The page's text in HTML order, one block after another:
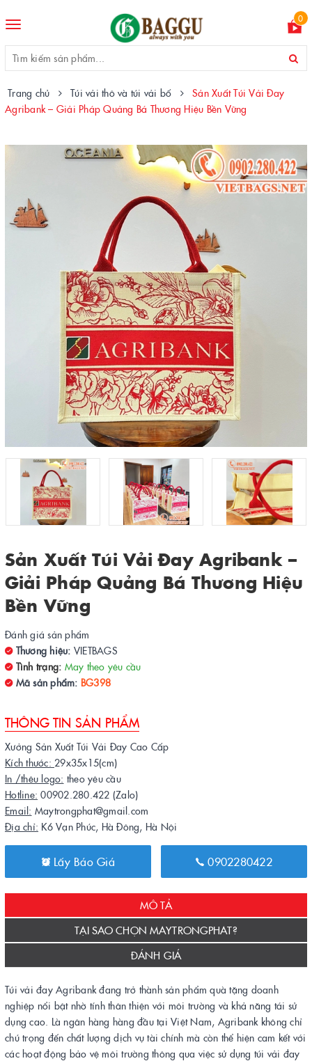
Toggle
0
Trang chủ Túi vải thô và túi vải bố
Sản Xuất Túi Vải Đay
Agribank – Giải Pháp Quảng Bá Thương Hiệu Bền Vững
Sản Xuất Túi Vải Đay Agribank –
Giải Pháp Quảng Bá Thương Hiệu
Bền Vững
Đánh giá sản phẩm
Thương hiệu: VIETBAGS
Tình trạng: May theo yêu cầu
Mã sản phẩm: BG398
THÔNG TIN SẢN PHẨM
Xưởng Sản Xuất Túi Vải Đay Cao Cấp
Kích thước: 29x35x15(cm)
In /thêu logo: theo yêu cầu
Hotline: 00902.280.422 (Zalo)
Email: Maytrongphat@gmail.com
Địa chỉ: K6 Vạn Phúc, Hà Đông, Hà Nội
Lấy Báo Giá 0902280422
MÔ TẢ
TẠI SAO CHỌN MAYTRONGPHAT?
ĐÁNH GIÁ
Túi vải đay Agribank đang trở thành sản phẩm quà tặng doanh
nghiệp nổi bật nhờ tính thân thiện với môi trường và khả năng tái sử
dụng cao. Là ngân hàng hàng đầu tại Việt Nam, Agribank không chỉ
chú trọng đến chất lượng dịch vụ tài chính mà còn thể hiện cam kết với
các hoạt động bảo vệ môi trường thông qua việc sử dụng túi vải đay